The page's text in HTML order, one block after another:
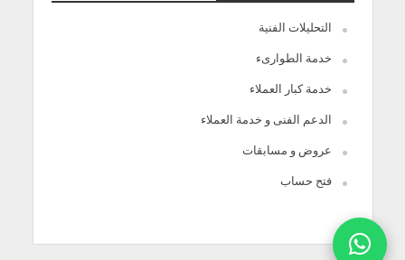
التحليلات الفنية
خدمة الطوارىء
خدمة كبار العملاء
الدعم الفنى و خدمة العملاء
عروض و مسابقات
فتح حساب